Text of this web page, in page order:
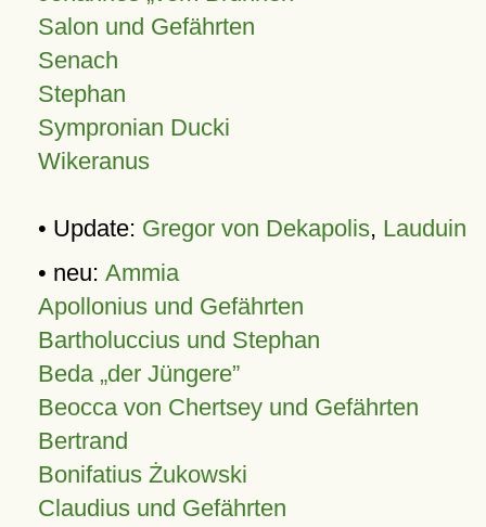
Salon und Gefährten
Senach
Stephan
Sympronian Ducki
Wikeranus
• Update: Gregor von Dekapolis, Lauduin
• neu: Ammia
Apollonius und Gefährten
Bartholuccius und Stephan
Beda „der Jüngere”
Beocca von Chertsey und Gefährten
Bertrand
Bonifatius Żukowski
Claudius und Gefährten